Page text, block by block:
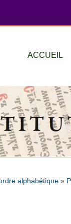
ACCUEIL
alphabétique »